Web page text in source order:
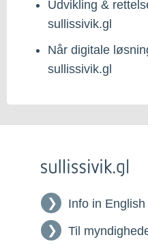
Udvikling &
sullissivik.gl
Når digitale
sullissivik.gl
Info in English
Til